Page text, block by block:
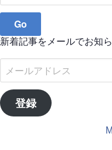
新着記事をメールでお知
ル
ア
登録